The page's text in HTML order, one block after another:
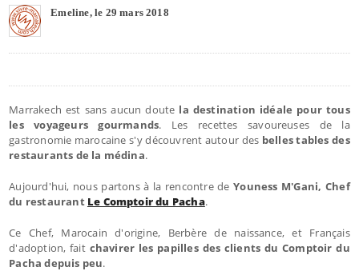
Emeline, le 29 mars 2018
Marrakech est sans aucun doute la destination idéale pour tous
les voyageurs gourmands. Les recettes savoureuses de la
gastronomie marocaine s'y découvrent autour des belles tables des
restaurants de la médina.
Aujourd'hui, nous partons à la rencontre de Youness M'Gani, Chef
du restaurant Le Comptoir du Pacha.
Ce Chef, Marocain d'origine, Berbère de naissance, et Français
d'adoption, fait chavirer les papilles des clients du Comptoir du
Pacha depuis peu.